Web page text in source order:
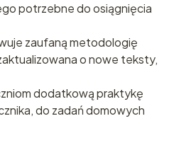
potrzebne do osiągnięcia
zaufaną metodologię
o nowe teksty,
dodatkową praktykę
do zadań domowych